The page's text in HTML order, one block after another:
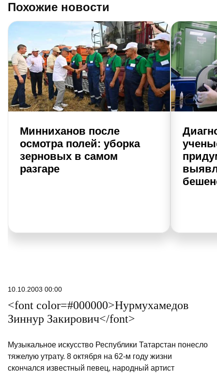
Похожие новости
Минниханов после
осмотра полей: уборка
зерновых в самом
разгаре
10.10.2003 00:00
<font color=#000000>Нурмухамедов
Зиннур Закирович</font>
Музыкальное искусство Республики Татарстан понесло
тяжелую утрату. 8 октября на 62-м году жизни
скончался известный певец, народный артист